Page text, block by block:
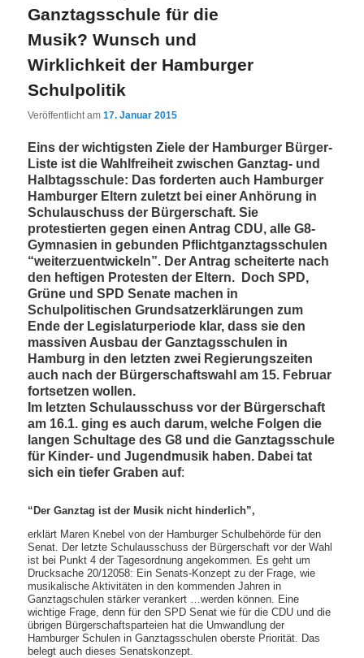
Ganztagsschule für die
Musik? Wunsch und
Wirklichkeit der Hamburger
Schulpolitik
Veröffentlicht am17. Januar 2015
Eins der wichtigsten Ziele der Hamburger Bürger-
Liste ist die Wahlfreiheit zwischen Ganztag- und
Halbtagsschule: Das forderten auch Hamburger
Hamburger Eltern zuletzt bei einer Anhörung in
Schulauschuss der Bürgerschaft. Sie
protestierten gegen einen Antrag CDU, alle G8-
Gymnasien in gebunden Pflichtganztagsschulen
“weiterzuentwickeln”. Der Antrag scheiterte nach
den heftigen Protesten der Eltern. Doch SPD,
Grüne und SPD Senate machen in
Schulpolitischen Grundsatzerklärungen zum
Ende der Legislaturperiode klar, dass sie den
massiven Ausbau der Ganztagsschulen in
Hamburg in den letzten zwei Regierungszeiten
auch nach der Bürgerschaftswahl am 15. Februar
fortsetzen wollen.
Im letzten Schulausschuss vor der Bürgerschaft
am 16.1. ging es auch darum, welche Folgen die
langen Schultage des G8 und die Ganztagsschule
für Kinder- und Jugendmusik haben. Dabei tat
sich ein tiefer Graben auf:
“Der Ganztag ist der Musik nicht hinderlich”,
erklärt Maren Knebel von der Hamburger Schulbehörde für den
Senat. Der letzte Schulausschuss der Bürgerschaft vor der Wahl
ist bei Punkt 4 der Tagesordnung angekommen. Es geht um
Drucksache 20/12058: Ein Senats-Konzept zu der Frage, wie
musikalische Aktivitäten in den kommenden Jahren in
Ganztagschulen stärker verankert …werden können. Eine
wichtige Frage, denn für den SPD Senat wie für die CDU und die
übrigen Bürgerschaftsparteien hat die Umwandlung der
Hamburger Schulen in Ganztagsschulen oberste Priorität. Das
belegt auch dieses Senatskonzept.